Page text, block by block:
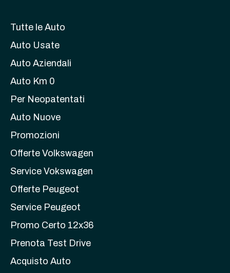
Tutte le Auto
Auto Usate
Auto Aziendali
Auto Km 0
Per Neopatentati
Auto Nuove
Promozioni
Offerte Volkswagen
Service Vokswagen
Offerte Peugeot
Service Peugeot
Promo Certo 12x36
Prenota Test Drive
Acquisto Auto